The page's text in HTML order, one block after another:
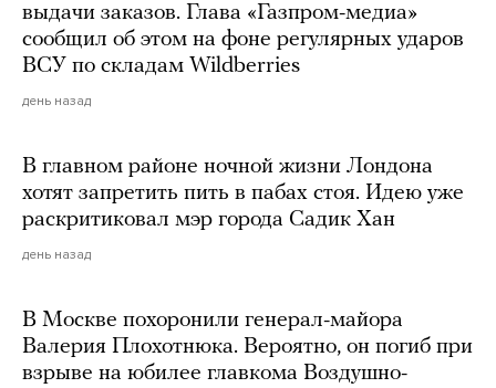
выдачи заказов. Глава «Газпром-медиа»
сообщил об этом на фоне регулярных ударов
ВСУ по складам Wildberries
день назад
В главном районе ночной жизни Лондона
хотят запретить пить в пабах стоя. Идею уже
раскритиковал мэр города Садик Хан
день назад
В Москве похоронили генерал-майора
Валерия Плохотнюка. Вероятно, он погиб при
взрыве на юбилее главкома Воздушно-